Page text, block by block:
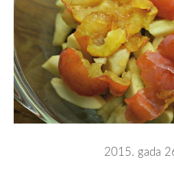
2015. gada